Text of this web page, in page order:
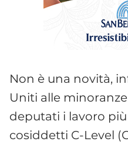
Non è una novità,
Uniti alle
deputati i lavoro
cosiddetti C-Level